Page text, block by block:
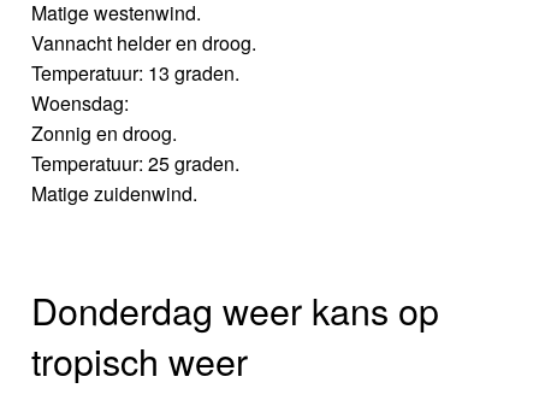
Matige westenwind.
Vannacht helder en droog.
Temperatuur: 13 graden.
Woensdag:
Zonnig en droog.
Temperatuur: 25 graden.
Matige zuidenwind.
Donderdag weer kans op
tropisch weer